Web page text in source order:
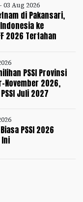
Aug 2026
di Pakansari,
ke
2026 Tertahan
PSSI Provinsi
November 2026,
Juli 2027
PSSI 2026